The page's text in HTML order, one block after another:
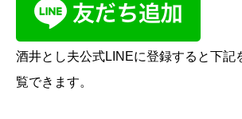
酒井とし夫公式LINEに登録すると下記
覧できます。